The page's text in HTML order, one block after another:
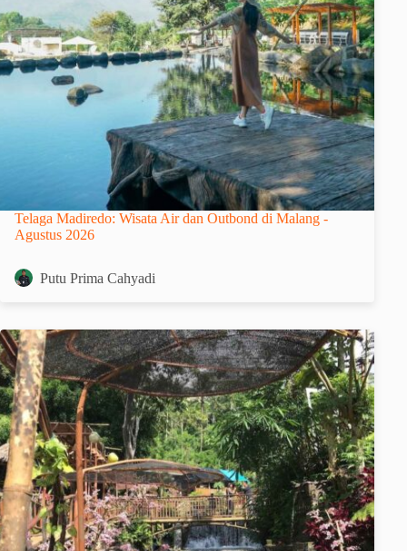
Telaga Madiredo: Wisata Air dan Outbond di Malang -
Agustus 2026
Putu Prima Cahyadi